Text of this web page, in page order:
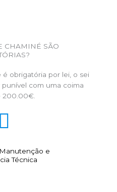
CHAMINÉ SÃO
é obrigatória por lei, o sei
com uma coima
200.00€.
e
Técnica